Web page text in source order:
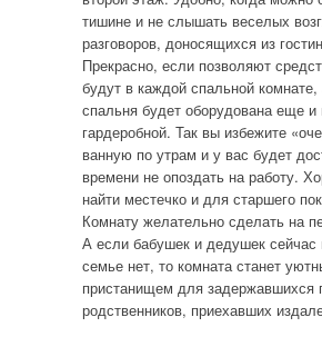
тишине и не слышать веселых
разговоров, доносящихся из
Прекрасно, если позволяют
будут в каждой спальной комнате,
спальня будет оборудована еще и
гардеробной. Так вы избежите
ванную по утрам и у вас будет
времени не опоздать на работу.
найти местечко и для старшего
Комнату желательно сделать на
А если бабушек и дедушек сейчас
семье нет, то комната станет
пристанищем для задержавшихся
родственников, приехавших